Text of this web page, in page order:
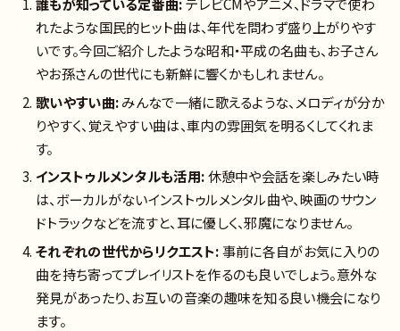
れたような国民的ヒット曲は、年代を問わず盛り上がりやす
いです。今回ご紹介したような昭和・平成の名曲も、お子さん
やお孫さんの世代にも新鮮に響くかもしれません。
歌いやすい曲:みんなで一緒に歌えるような、メロディが分か
りやすく、覚えやすい曲は、車内の雰囲気を明るくしてくれま
す。
インストゥルメンタルも活用:休憩中や会話を楽しみたい時
は、ボーカルがないインストゥルメンタル曲や、映画のサウン
ドトラックなどを流すと、耳に優しく、邪魔になりません。
それぞれの世代からリクエスト:事前に各自がお気に入りの
曲を持ち寄ってプレイリストを作るのも良いでしょう。意外な
発見があったり、お互いの音楽の趣味を知る良い機会になり
ます。